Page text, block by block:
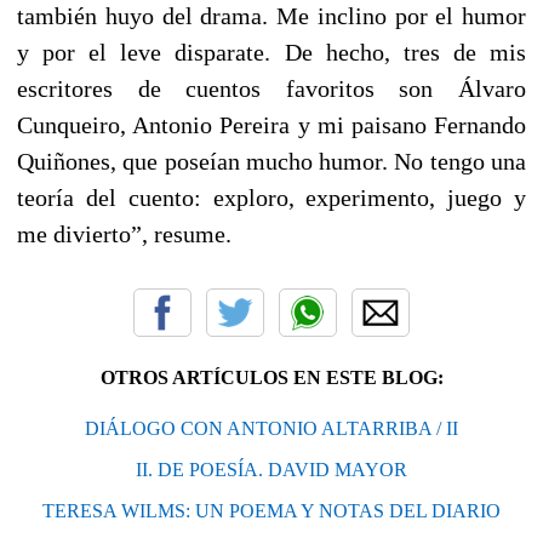
también huyo del drama. Me inclino por el humor
y por el leve disparate. De hecho, tres de mis
escritores de cuentos favoritos son Álvaro
Cunqueiro, Antonio Pereira y mi paisano Fernando
Quiñones, que poseían mucho humor. No tengo una
teoría del cuento: exploro, experimento, juego y
me divierto”, resume.
OTROS ARTÍCULOS EN ESTE BLOG:
DIÁLOGO CON ANTONIO ALTARRIBA / II
II. DE POESÍA. DAVID MAYOR
TERESA WILMS: UN POEMA Y NOTAS DEL DIARIO